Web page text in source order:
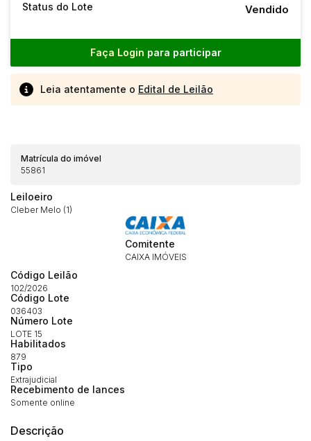
Status do Lote Vendido
Faça Login para participar
Leia atentamente o Edital de Leilão
Matrícula do imóvel
55861
Leiloeiro
Cleber Melo (1)
Comitente
CAIXA IMÓVEIS
Código Leilão
102/2026
Código Lote
036403
Número Lote
LOTE 15
Habilitados
879
Tipo
Extrajudicial
Recebimento de lances
Somente online
Descrição